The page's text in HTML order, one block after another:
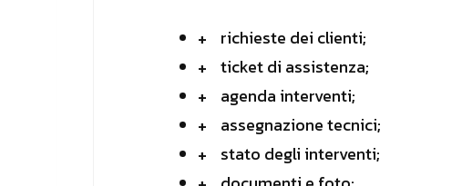
richieste dei clienti;
ticket di assistenza;
agenda interventi;
assegnazione tecnici;
stato degli interventi;